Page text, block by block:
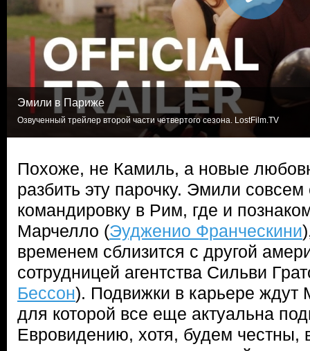
Эмили в Париже
Озвученный трейлер второй части четвертого сезона. LostFilm.TV
Похоже, не Камиль, а новые
разбить эту парочку. Эмили совсем
командировку в Рим, где и
Марчелло (Эудженио Франческини
временем сблизится с другой
сотрудницей агентства Сильви
Бессон). Подвижки в карьере ждут
для которой все еще актуальна
Евровидению, хотя, будем честны,